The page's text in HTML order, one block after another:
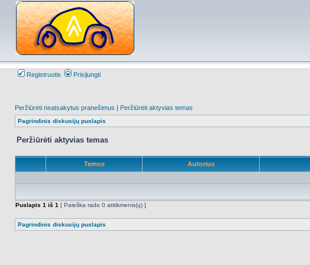
Registruotis Prisijungti
Peržiūrėti neatsakytus pranešimus | Peržiūrėti aktyvias temas
Pagrindinis diskusijų puslapis
Peržiūrėti aktyvias temas
Temos Autorius
Puslapis 1 iš 1 [ Paieška rado 0 atitikmenis(ų) ]
Pagrindinis diskusijų puslapis